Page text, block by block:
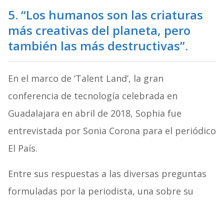
5. “Los humanos son las criaturas
más creativas del planeta, pero
también las más destructivas”.
En el marco de ‘Talent Land’, la gran
conferencia de tecnología celebrada en
Guadalajara en abril de 2018, Sophia fue
entrevistada por Sonia Corona para el periódico
El País.
Entre sus respuestas a las diversas preguntas
formuladas por la periodista, una sobre su